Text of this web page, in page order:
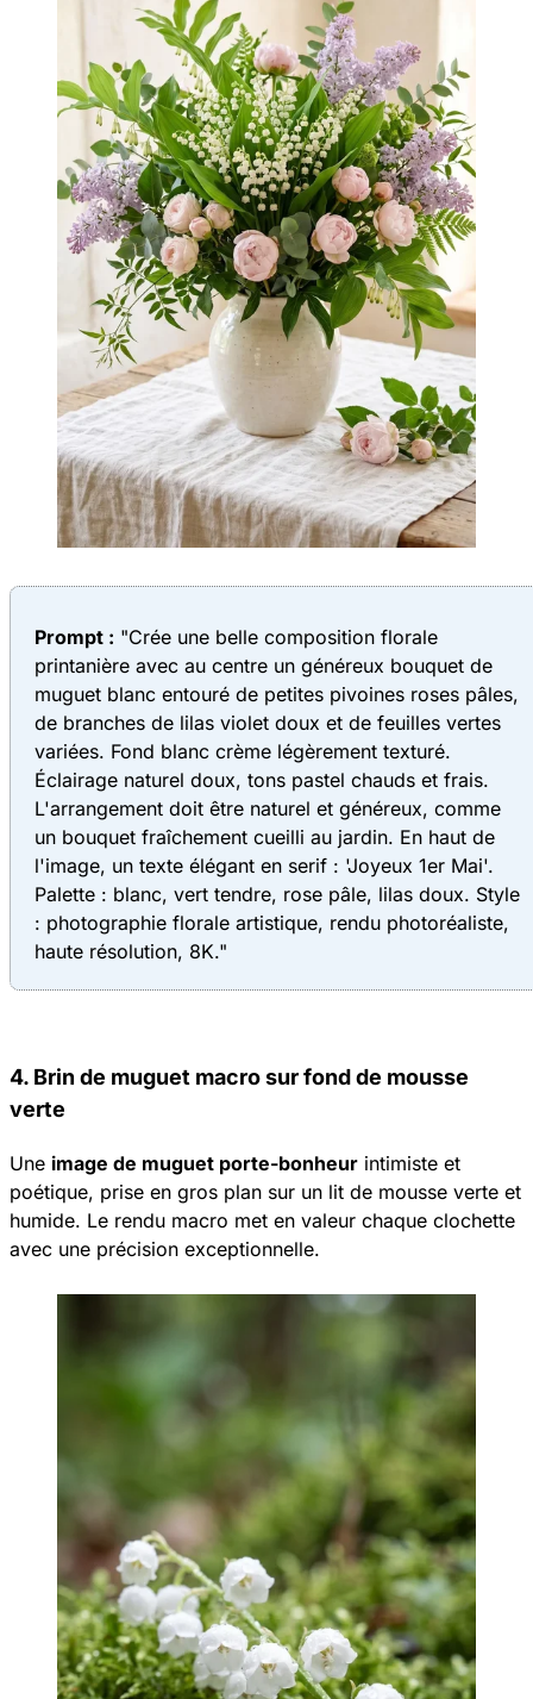
Prompt : "Crée une belle composition florale
printanière avec au centre un généreux bouquet de
muguet blanc entouré de petites pivoines roses pâles,
de branches de lilas violet doux et de feuilles vertes
variées. Fond blanc crème légèrement texturé.
Éclairage naturel doux, tons pastel chauds et frais.
L'arrangement doit être naturel et généreux, comme
un bouquet fraîchement cueilli au jardin. En haut de
l'image, un texte élégant en serif : 'Joyeux 1er Mai'.
Palette : blanc, vert tendre, rose pâle, lilas doux. Style
: photographie florale artistique, rendu photoréaliste,
haute résolution, 8K."
4. Brin de muguet macro sur fond de mousse
verte
Une image de muguet porte-bonheur intimiste et
poétique, prise en gros plan sur un lit de mousse verte et
humide. Le rendu macro met en valeur chaque clochette
avec une précision exceptionnelle.